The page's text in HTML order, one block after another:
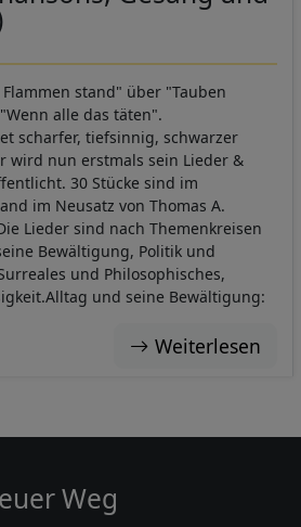
stand" über "Tauben
alle das täten".
scharfer, tiefsinnig, schwarzer
wird nun erstmals sein Lieder &
30 Stücke sind im
im Neusatz von Thomas A.
Lieder sind nach Themenkreisen
Bewältigung, Politik und
und Philosophisches,
und seine Bewältigung:
Weiterlesen
Weg